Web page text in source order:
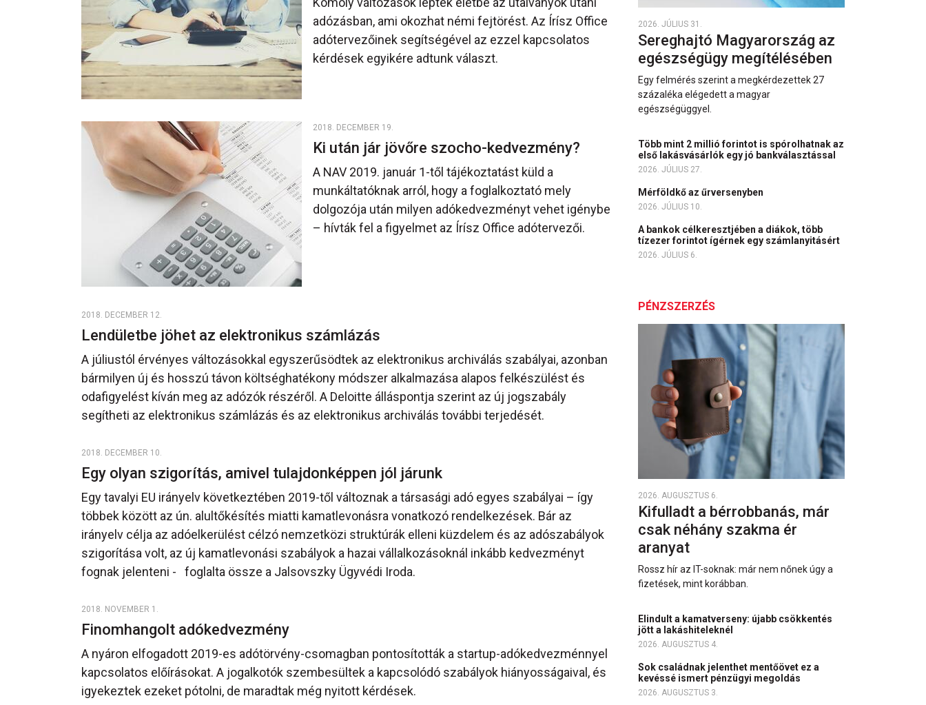
adózásban, ami okozhat némi fejtörést. Az Írísz Office
adótervezőinek segítségével az ezzel kapcsolatos
kérdések egyikére adtunk választ.
2018. DECEMBER 19.
Ki után jár jövőre szocho-kedvezmény?
A NAV 2019. január 1-től tájékoztatást küld a
munkáltatóknak arról, hogy a foglalkoztató mely
dolgozója után milyen adókedvezményt vehet igénybe
– hívták fel a figyelmet az Írísz Office adótervezői.
2018. DECEMBER 12.
Lendületbe jöhet az elektronikus számlázás
A júliustól érvényes változásokkal egyszerűsödtek az elektronikus archiválás szabályai, azonban
bármilyen új és hosszú távon költséghatékony módszer alkalmazása alapos felkészülést és
odafigyelést kíván meg az adózók részéről. A Deloitte álláspontja szerint az új jogszabály
segítheti az elektronikus számlázás és az elektronikus archiválás további terjedését.
2018. DECEMBER 10.
Egy olyan szigorítás, amivel tulajdonképpen jól járunk
Egy tavalyi EU irányelv következtében 2019-től változnak a társasági adó egyes szabályai – így
többek között az ún. alultőkésítés miatti kamatlevonásra vonatkozó rendelkezések. Bár az
irányelv célja az adóelkerülést célzó nemzetközi struktúrák elleni küzdelem és az adószabályok
szigorítása volt, az új kamatlevonási szabályok a hazai vállalkozásoknál inkább kedvezményt
fognak jelenteni - foglalta össze a Jalsovszky Ügyvédi Iroda.
2018. NOVEMBER 1.
Finomhangolt adókedvezmény
A nyáron elfogadott 2019-es adótörvény-csomagban pontosították a startup-adókedvezménnyel
kapcsolatos előírásokat. A jogalkotók szembesültek a kapcsolódó szabályok hiányosságaival, és
igyekeztek ezeket pótolni, de maradtak még nyitott kérdések.
2026. JÚLIUS 31.
Sereghajtó Magyarország az
egészségügy megítélésében
Egy felmérés szerint a megkérdezettek 27
százaléka elégedett a magyar
egészségüggyel.
Több mint 2 millió forintot is spórolhatnak az
első lakásvásárlók egy jó bankválasztással
2026. JÚLIUS 27.
Mérföldkő az űrversenyben
2026. JÚLIUS 10.
A bankok célkeresztjében a diákok, több
tízezer forintot ígérnek egy számlanyitásért
2026. JÚLIUS 6.
PÉNZSZERZÉS
2026. AUGUSZTUS 6.
Kifulladt a bérrobbanás, már
csak néhány szakma ér
aranyat
Rossz hír az IT-soknak: már nem nőnek úgy a
fizetések, mint korábban.
Elindult a kamatverseny: újabb csökkentés
jött a lakáshiteleknél
2026. AUGUSZTUS 4.
Sok családnak jelenthet mentőövet ez a
kevéssé ismert pénzügyi megoldás
2026. AUGUSZTUS 3.